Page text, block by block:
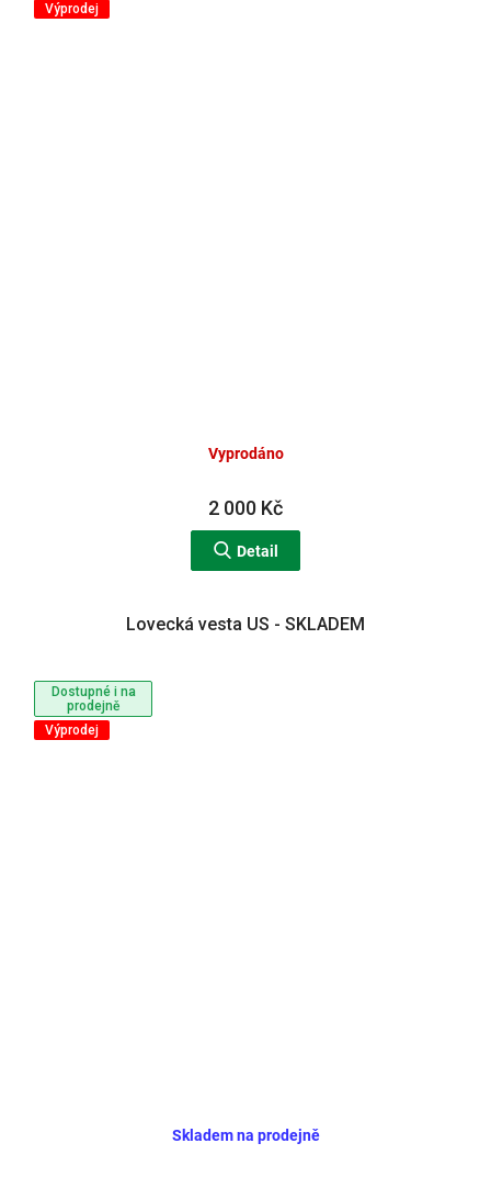
Výprodej
Vyprodáno
2 000 Kč
Detail
Dostupné i na
prodejně
Výprodej
Lovecká vesta US - SKLADEM
Skladem na prodejně